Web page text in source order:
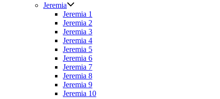
Jeremia
Jeremia 1
Jeremia 2
Jeremia 3
Jeremia 4
Jeremia 5
Jeremia 6
Jeremia 7
Jeremia 8
Jeremia 9
Jeremia 10